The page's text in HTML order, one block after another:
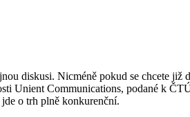
diskusi. Nicméně pokud se chcete již
Unient Communications, podané k
o trh plně konkurenční.